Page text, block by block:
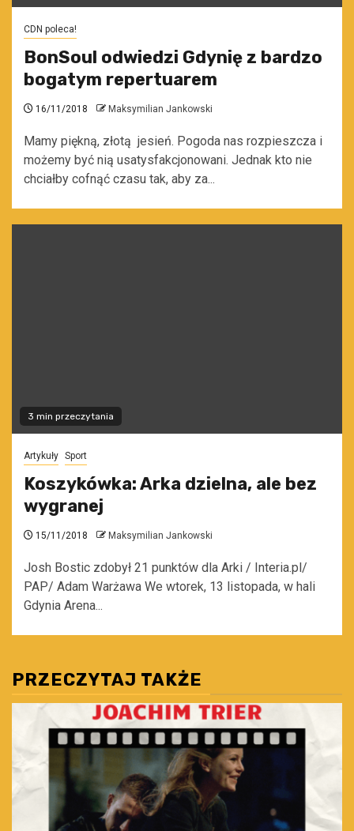
CDN poleca!
BonSoul odwiedzi Gdynię z bardzo
bogatym repertuarem
16/11/2018 Maksymilian Jankowski
Mamy piękną, złotą jesień. Pogoda nas rozpieszcza i
możemy być nią usatysfakcjonowani. Jednak kto nie
chciałby cofnąć czasu tak, aby za...
3 min przeczytania
Artykuły Sport
Koszykówka: Arka dzielna, ale bez
wygranej
15/11/2018 Maksymilian Jankowski
Josh Bostic zdobył 21 punktów dla Arki / Interia.pl/
PAP/ Adam Warżawa We wtorek, 13 listopada, w hali
Gdynia Arena...
PRZECZYTAJ TAKŻE